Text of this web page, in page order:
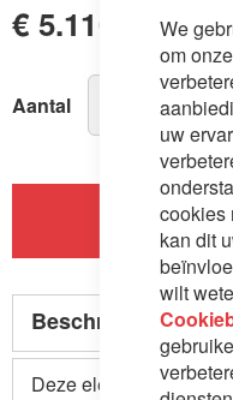
We
om
uw
cookies
kan dit
wilt
€ 5.110,00
Aantal
In
Beschrijving
Deze elegante